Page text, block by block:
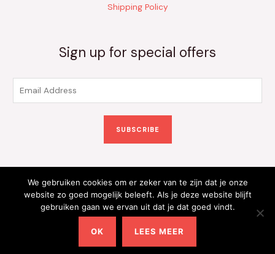
Shipping Policy
Sign up for special offers
m
SUBSCRIBE
Copyright © 2026 Kinderkleding Onlineshop | Powered by
Kinderkleding Onlineshop
We gebruiken cookies om er zeker van te zijn dat je onze
website zo goed mogelijk beleeft. Als je deze website blijft
gebruiken gaan we ervan uit dat je dat goed vindt.
OK LEES MEER